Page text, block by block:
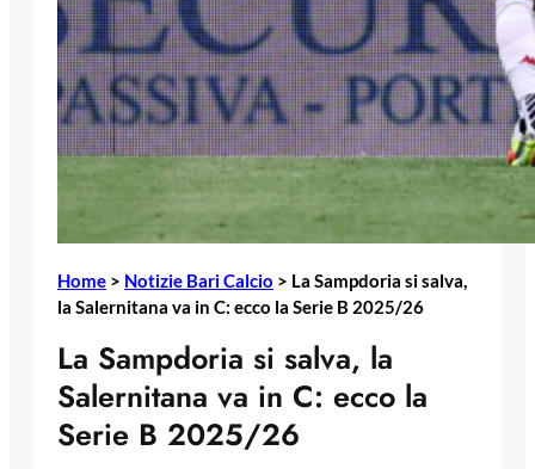
Home > Notizie Bari Calcio > La Sampdoria si salva,
la Salernitana va in C: ecco la Serie B 2025/26
La Sampdoria si salva, la
Salernitana va in C: ecco la
Serie B 2025/26